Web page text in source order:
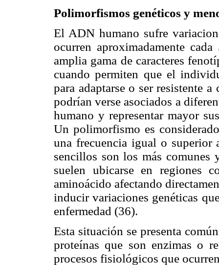
Polimorfismos genéticos y
El ADN humano sufre
ocurren aproximadamente
amplia gama de caracteres
cuando permiten que el
para adaptarse o ser resistente
podrían verse asociados a
humano y representar mayor
Un polimorfismo es
una frecuencia igual o
sencillos son los más comunes
suelen ubicarse en regiones
aminoácido afectando
inducir variaciones genéticas
enfermedad (36).
Esta situación se presenta
proteínas que son enzimas o
procesos fisiológicos que